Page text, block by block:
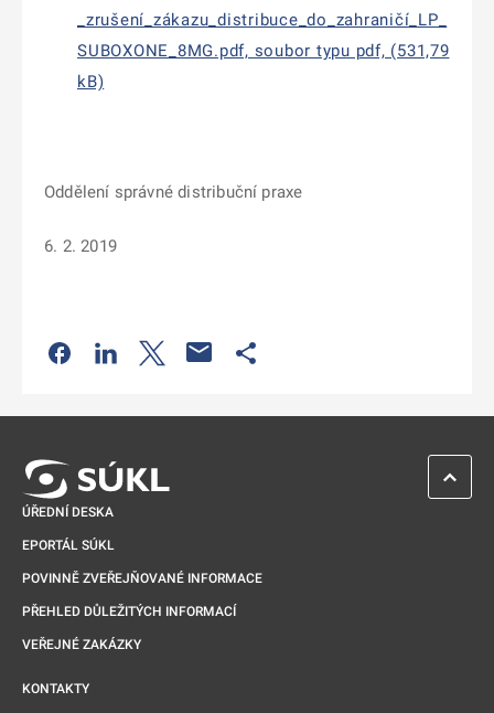
_zrušení_zákazu_distribuce_do_zahraničí_LP_
SUBOXONE_8MG.pdf, soubor typu pdf, (531,79
kB)
Oddělení správné distribuční praxe
6. 2. 2019
Odkaz se otevře na nové kartě
Odkaz se otevře na nové kartě
Odkaz se otevře na nové kartě
ÚŘEDNÍ DESKA
EPORTÁL SÚKL
POVINNĚ ZVEŘEJŇOVANÉ INFORMACE
PŘEHLED DŮLEŽITÝCH INFORMACÍ
VEŘEJNÉ ZAKÁZKY
KONTAKTY
ZPĚT